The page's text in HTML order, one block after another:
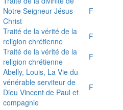
Notre Seigneur Jésus-
Christ
F
Traité de la vérité de la
religion chrétienne
F
Traité de la vérité de la
religion chrétienne
F
Abelly, Louis, La Vie du
vénérable serviteur de
Dieu Vincent de Paul et
compagnie
F